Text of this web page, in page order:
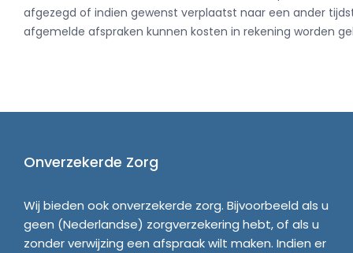
afgezegd of indien gewenst verplaatst naar een ander
afgemelde afspraken kunnen kosten in rekening worden
Onverzekerde Zorg
Wij bieden ook onverzekerde zorg. Bijvoorbeeld als u
geen (Nederlandse) zorgverzekering hebt, of als u
zonder verwijzing een afspraak wilt maken. Indien er